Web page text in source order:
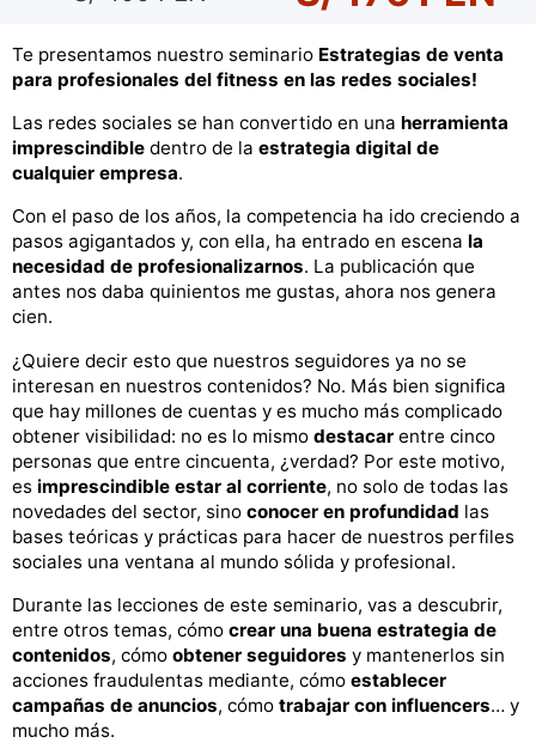
Te presentamos nuestro seminario Estrategias de venta
para profesionales del fitness en las redes sociales!
Las redes sociales se han convertido en una herramienta
imprescindible dentro de la estrategia digital de
cualquier empresa.
Con el paso de los años, la competencia ha ido creciendo a
pasos agigantados y, con ella, ha entrado en escena la
necesidad de profesionalizarnos. La publicación que
antes nos daba quinientos me gustas, ahora nos genera
cien.
¿Quiere decir esto que nuestros seguidores ya no se
interesan en nuestros contenidos? No. Más bien significa
que hay millones de cuentas y es mucho más complicado
obtener visibilidad: no es lo mismo destacar entre cinco
personas que entre cincuenta, ¿verdad? Por este motivo,
es imprescindible estar al corriente, no solo de todas las
novedades del sector, sino conocer en profundidad las
bases teóricas y prácticas para hacer de nuestros perfiles
sociales una ventana al mundo sólida y profesional.
Durante las lecciones de este seminario, vas a descubrir,
entre otros temas, cómo crear una buena estrategia de
contenidos, cómo obtener seguidores y mantenerlos sin
acciones fraudulentas mediante, cómo establecer
campañas de anuncios, cómo trabajar con influencers… y
mucho más.